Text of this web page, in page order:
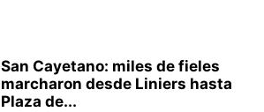
San Cayetano: miles de fieles
marcharon desde Liniers hasta
Plaza de...